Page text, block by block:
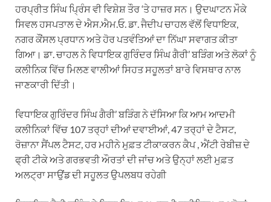
ਹਰਪ੍ਰੀਤ ਸਿੰਘ ਪ੍ਰਿੰਸ ਵੀ ਵਿਸ਼ੇਸ਼ ਤੌਰ ‘ਤੇ ਹਾਜ਼ਰ ਸਨ। ਉਦਘਾਟਨ ਮੌਕੇ
ਸਿਵਲ ਹਸਪਤਾਲ ਦੇ ਐਸ.ਐਮ.ਓ. ਡਾ. ਜੈਦੀਪ ਚਾਹਲ ਵੱਲੋਂ ਵਿਧਾਇਕ,
ਨਗਰ ਕੌਂਸਲ ਪ੍ਰਧਾਨ ਅਤੇ ਹੋਰ ਪਤਵੰਤਿਆਂ ਦਾ ਨਿੱਘਾ ਸਵਾਗਤ ਕੀਤਾ
ਗਿਆ। ਡਾ. ਚਾਹਲ ਨੇ ਵਿਧਾਇਕ ਗੁਰਿੰਦਰ ਸਿੰਘ ਗੈਰੀ’ ਬੜਿੰਗ ਅਤੇ ਲੋਕਾਂ ਨੂੰ
ਕਲੀਨਿਕ ਵਿੱਚ ਮਿਲਣ ਵਾਲੀਆਂ ਸਿਹਤ ਸਹੂਲਤਾਂ ਬਾਰੇ ਵਿਸਥਾਰ ਨਾਲ
ਜਾਣਕਾਰੀ ਦਿੱਤੀ।
ਵਿਧਾਇਕ ਗੁਰਿੰਦਰ ਸਿੰਘ ਗੈਰੀ’ ਬੜਿੰਗ ਨੇ ਦੱਸਿਆ ਕਿ ਆਮ ਆਦਮੀ
ਕਲੀਨਿਕਾਂ ਵਿੱਚ 107 ਤਰ੍ਹਾਂ ਦੀਆਂ ਦਵਾਈਆਂ, 47 ਤਰ੍ਹਾਂ ਦੇ ਟੈਸਟ,
ਰੋਜ਼ਾਨਾ ਸੈਂਪਲ ਟੈਸਟ, ਹਰ ਮਹੀਨੇ ਮੁਫ਼ਤ ਟੀਕਾਕਰਨ ਕੈਪ , ਐਂਟੀ ਰੇਬੀਜ਼ ਦੇ
ਫ੍ਰੀ ਟੀਕੇ ਅਤੇ ਗਰਭਵਤੀ ਔਰਤਾਂ ਦੀ ਜਾਂਚ ਅਤੇ ਉਨ੍ਹਾਂ ਲਈ ਮੁਫ਼ਤ
ਅਲਟ੍ਰਾ ਸਾਉਂਡ ਦੀ ਸਹੂਲਤ ਉਪਲਬਧ ਰਹੇਗੀ